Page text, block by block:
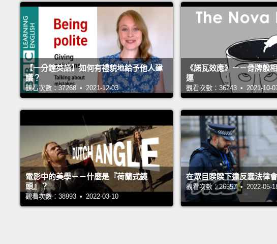
【一分鐘英語】如何有禮貌地給予他人建
議？
觀看次數：37268 • 2021-12-03
《諾瓦效應》－－骨牌般
運
觀看次數：36243 • 2021-10-
電影中的美學－－什麼是『荷蘭式鏡
頭』？
觀看次數：38993 • 2022-03-10
在眾目睽睽下違反蠢法律
觀看次數：26557 • 2022-05-